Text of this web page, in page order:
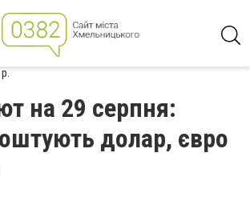
на 29 серпня:
долар, євро